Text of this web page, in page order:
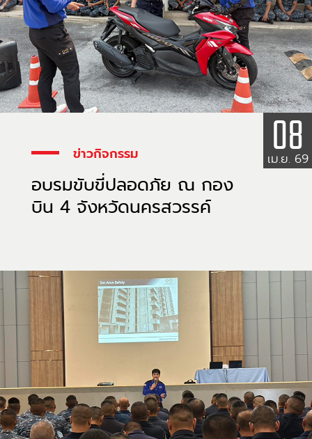
ข่าวกิจกรรม
อบรมขับขี่ปลอดภัย ณ กอง
บิน 4 จังหวัดนครสวรรค์
08
เม.ย. 69